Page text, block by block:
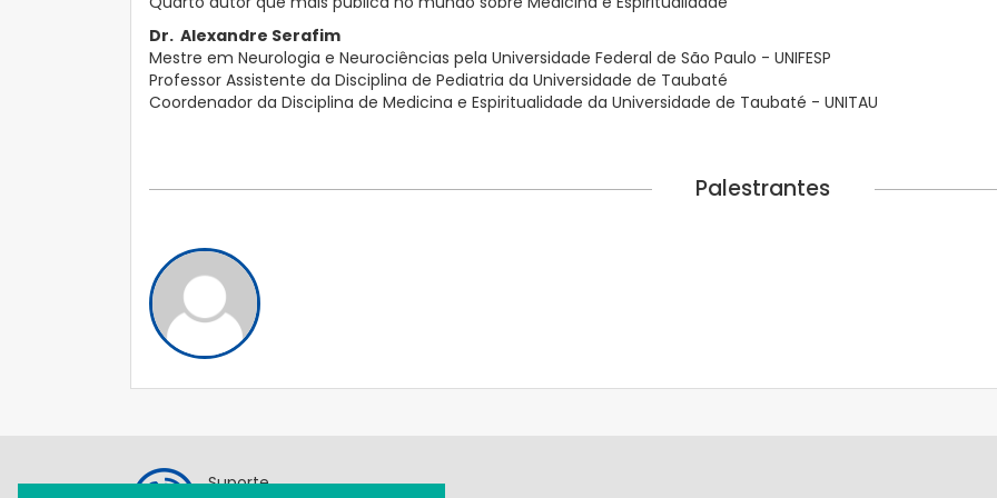
Dr. Alexandre Serafim
Mestre em Neurologia e Neurociências pela Universidade Federal de São Paulo - UNIFESP
Professor Assistente da Disciplina de Pediatria da Universidade de Taubaté
Coordenador da Disciplina de Medicina e Espiritualidade da Universidade de Taubaté - UNITAU
Palestrantes
Suporte